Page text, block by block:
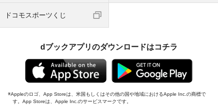
ドコモスポーツくじ
dブックアプリのダウンロードはコチラ
Appleのロゴ、App Storeは、米国もしくはその他の国や地域におけるApple Inc.の商標で
す。App Storeは、Apple Inc.のサービスマークです。